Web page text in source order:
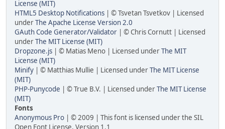
License (MIT)
HTML5 Desktop Notifications | © Tsvetan Tsvetkov | Licensed
underThe Apache License Version 2.0
GAuth Code Generator/Validator | © Chris Cornutt | Licensed
underThe MIT License (MIT)
Dropzone.js | © Matias Meno | Licensed underThe MIT
License (MIT)
Minify | © Matthias Mullie | Licensed underThe MIT License
(MIT)
PHP-Punycode | © True B.V. | Licensed underThe MIT License
(MIT)
Fonts
Anonymous Pro | © 2009 | This font is licensed under the SIL
Open Font License, Version 1.1